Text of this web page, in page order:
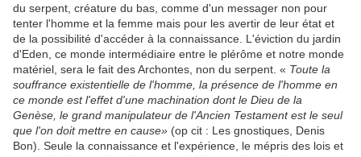
du serpent, créature du bas, comme d'un messager non pour
tenter l'homme et la femme mais pour les avertir de leur état et
de la possibilité d'accéder à la connaissance. L'éviction du jardin
d'Eden, ce monde intermédiaire entre le plérôme et notre monde
matériel, sera le fait des Archontes, non du serpent. « Toute la
souffrance existentielle de l'homme, la présence de l'homme en
ce monde est l'effet d'une machination dont le Dieu de la
Genèse, le grand manipulateur de l'Ancien Testament est le seul
que l'on doit mettre en cause» (op cit : Les gnostiques, Denis
Bon). Seule la connaissance et l'expérience, le mépris des lois et